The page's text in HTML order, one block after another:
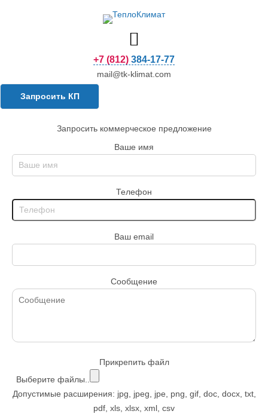
+7 (812) 384-17-77
mail@tk-klimat.com
Запросить КП
Запросить коммерческое предложение
Ваше имя
Телефон
Ваш email
Сообщение
Прикрепить файл
Выберите файлы..
Допустимые расширения: jpg, jpeg, jpe, png, gif, doc, docx, txt,
pdf, xls, xlsx, xml, csv